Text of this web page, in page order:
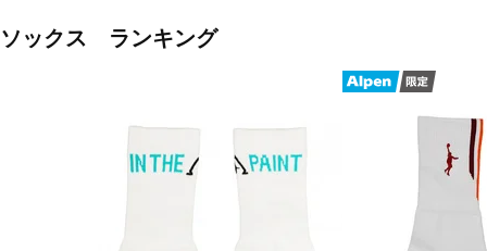
ソックス ランキング